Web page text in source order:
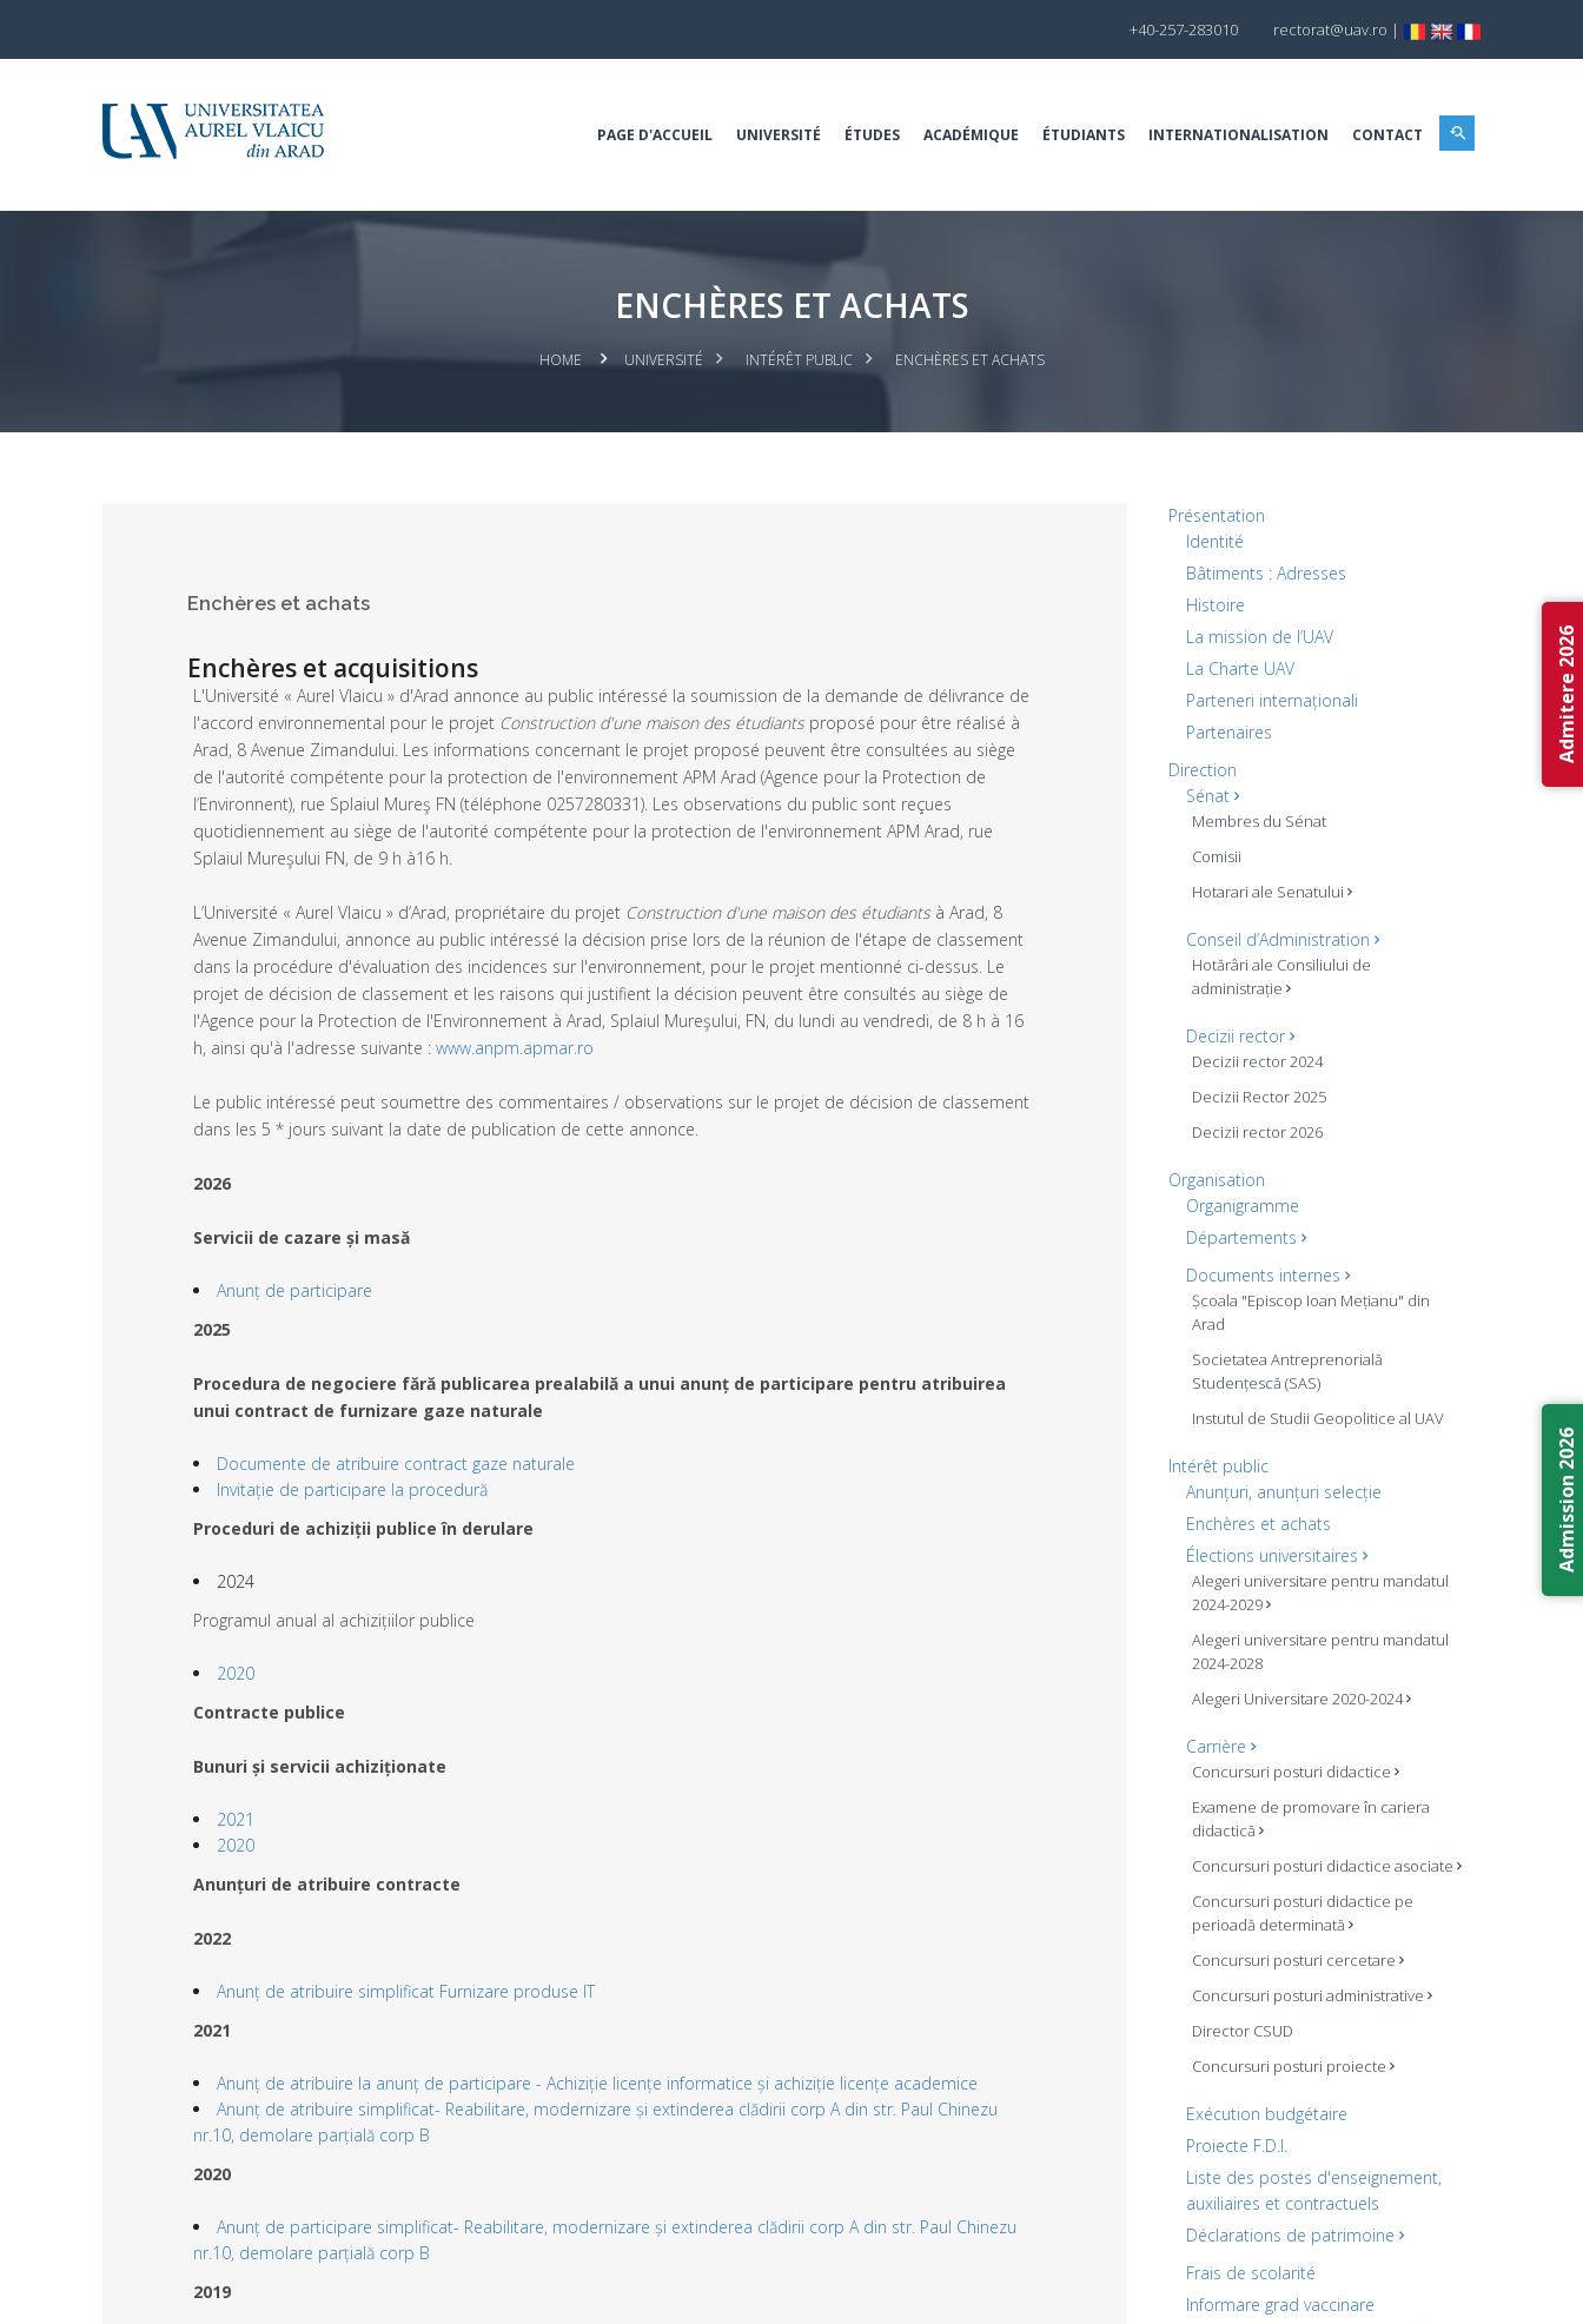
+40-257-283010 rectorat@uav.ro |
PAGE D'ACCUEIL UNIVERSITÉ ÉTUDES ACADÉMIQUE ÉTUDIANTS INTERNATIONALISATION CONTACT
ENCHÈRES ET ACHATS
HOME UNIVERSITÉ INTÉRÊT PUBLIC ENCHÈRES ET ACHATS
Enchères et achats
Enchères et acquisitions
L'Université « Aurel Vlaicu » d'Arad annonce au public intéressé la soumission de la demande de délivrance de
l'accord environnemental pour le projet Construction d'une maison des étudiants proposé pour être réalisé à
Arad, 8 Avenue Zimandului. Les informations concernant le projet proposé peuvent être consultées au siège
de l'autorité compétente pour la protection de l'environnement APM Arad (Agence pour la Protection de
l’Environnent), rue Splaiul Mureş FN (téléphone 0257280331). Les observations du public sont reçues
quotidiennement au siège de l'autorité compétente pour la protection de l'environnement APM Arad, rue
Splaiul Mureşului FN, de 9 h à16 h.
L’Université « Aurel Vlaicu » d’Arad, propriétaire du projet Construction d'une maison des étudiants à Arad, 8
Avenue Zimandului, annonce au public intéressé la décision prise lors de la réunion de l'étape de classement
dans la procédure d'évaluation des incidences sur l'environnement, pour le projet mentionné ci-dessus. Le
projet de décision de classement et les raisons qui justifient la décision peuvent être consultés au siège de
l'Agence pour la Protection de l'Environnement à Arad, Splaiul Mureşului, FN, du lundi au vendredi, de 8 h à 16
h, ainsi qu'à l'adresse suivante : www.anpm.apmar.ro
Le public intéressé peut soumettre des commentaires / observations sur le projet de décision de classement
dans les 5 * jours suivant la date de publication de cette annonce.
2026
Servicii de cazare și masă
Anunț de participare
2025
Procedura de negociere fără publicarea prealabilă a unui anunț de participare pentru atribuirea
unui contract de furnizare gaze naturale
Documente de atribuire contract gaze naturale
Invitație de participare la procedură
Proceduri de achiziții publice în derulare
2024
Programul anual al achizițiilor publice
2020
Contracte publice
Bunuri și servicii achiziționate
2021
2020
Anunțuri de atribuire contracte
2022
Anunț de atribuire simplificat Furnizare produse IT
2021
Anunț de atribuire la anunț de participare - Achiziție licențe informatice și achiziție licențe academice
Anunț de atribuire simplificat- Reabilitare, modernizare și extinderea clădirii corp A din str. Paul Chinezu
nr.10, demolare parțială corp B
2020
Anunț de participare simplificat- Reabilitare, modernizare și extinderea clădirii corp A din str. Paul Chinezu
nr.10, demolare parțială corp B
2019
Présentation
Identité
Bâtiments : Adresses
Histoire
La mission de l’UAV
La Charte UAV
Parteneri internaționali
Partenaires
Direction
Sénat
Membres du Sénat
Comisii
Hotarari ale Senatului
Conseil d’Administration
Hotărâri ale Consiliului de
administrație
Decizii rector
Decizii rector 2024
Decizii Rector 2025
Decizii rector 2026
Organisation
Organigramme
Départements
Documents internes
Școala "Episcop Ioan Mețianu" din
Arad
Societatea Antreprenorială
Studențescă (SAS)
Instutul de Studii Geopolitice al UAV
Intérêt public
Anunțuri, anunțuri selecție
Enchères et achats
Élections universitaires
Alegeri universitare pentru mandatul
2024-2029
Alegeri universitare pentru mandatul
2024-2028
Alegeri Universitare 2020-2024
Carrière
Concursuri posturi didactice
Examene de promovare în cariera
didactică
Concursuri posturi didactice asociate
Concursuri posturi didactice pe
perioadă determinată
Concursuri posturi cercetare
Concursuri posturi administrative
Director CSUD
Concursuri posturi proiecte
Exécution budgétaire
Proiecte F.D.I.
Liste des postes d'enseignement,
auxiliaires et contractuels
Déclarations de patrimoine
Frais de scolarité
Informare grad vaccinare
Admitere 2026
Admission 2026